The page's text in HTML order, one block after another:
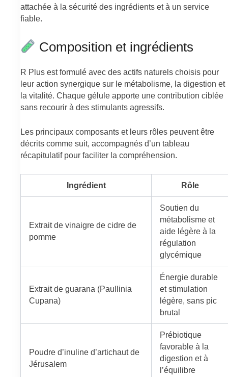
attachée à la sécurité des ingrédients et à un service
fiable.
Composition et ingrédients
R Plus est formulé avec des actifs naturels choisis pour
leur action synergique sur le métabolisme, la digestion et
la vitalité. Chaque gélule apporte une contribution ciblée
sans recourir à des stimulants agressifs.
Les principaux composants et leurs rôles peuvent être
décrits comme suit, accompagnés d’un tableau
récapitulatif pour faciliter la compréhension.
Ingrédient Rôle
Extrait de vinaigre de cidre de
pomme
Soutien du
métabolisme et
aide légère à la
régulation
glycémique
Extrait de guarana (Paullinia
Cupana)
Énergie durable
et stimulation
légère, sans pic
brutal
Poudre d’inuline d’artichaut de
Jérusalem
Prébiotique
favorable à la
digestion et à
l’équilibre